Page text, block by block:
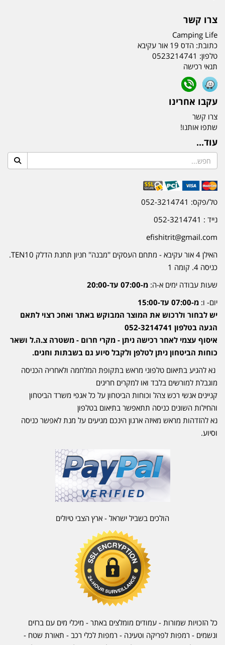
צרו קשר
Camping Life
כתובת: הדס 19 אור עקיבא
טלפון: 0523214741
תנאי רכישה
עקבו אחרינו
צרו קשר
שתפו אותנו!
עוד...
טל/פקס: 052-3214741
נייד : 052-3214741
efishitrit@gmail.com
האילן 4 אור עקיבא - מתחם העסקים ''מבנה'' חניון תחנת הדלק TEN10.
כניסה 4. קומה 1
שעות עבודה ימים א-ה: מ-07:00 עד-20:00
יום- ו: מ-07:00 עד-15:00
יש לבחור ולרכוש את המוצר המבוקש באתר ואחכ רצוי לתאם
הגעה בטלפון 052-3214741
איסוף עצמי לאחר רכישה ניתן - מקרי חרום - משטרה צ.ה.ל ושאר
כוחות הביטחון ניתן לטלפן ולקבל סיוע גם בשבתות וחגים.
נא להגיע בתיאום טלפוני מראש בתקופת המלחמה ולאחריה הכניסה
מוגבלת למורשים בלבד ואו למקרים חריגים
קניינים אנשי רכש צהל וכוחות הביטחון על כל אגפי משרד הביטחון
והחילות השונים כניסה תתאפשר בתיאום בטלפון
נא להזדהות מראש מאיזה ארגון הינכם מגיעים על מנת לאפשר כניסה
וסיוע.
הולכים בשביל ישראל - ארץ הצבי טיולים
כל הזכויות שמורות - עמודים מומלצים באתר - מיכלי מים עם ברזים
ונשמים - רמפות לפריקה וטעינה - רמפות לכלי רכב - תאורת שטח -